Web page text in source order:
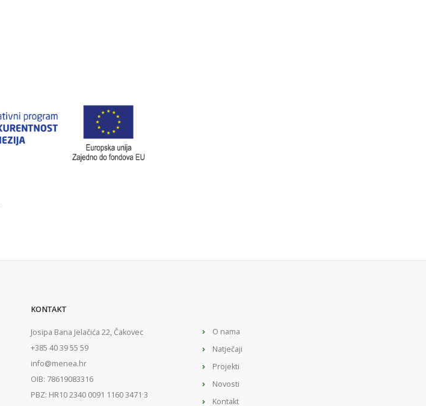
KONTAKT
Josipa Bana Jelačića 22, Čakovec
+385 40 39 55 59
info@menea.hr
OIB: 78619083316
PBZ: HR10 2340 0091 1160 3471 3
O nama
Natječaji
Projekti
Novosti
Kontakt